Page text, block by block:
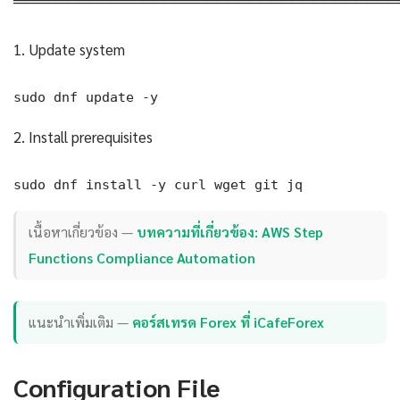
1. Update system
sudo dnf update -y
2. Install prerequisites
sudo dnf install -y curl wget git jq
เนื้อหาเกี่ยวข้อง — บทความที่เกี่ยวข้อง: AWS Step
Functions Compliance Automation
แนะนำเพิ่มเติม — คอร์สเทรด Forex ที่ iCafeForex
Configuration File